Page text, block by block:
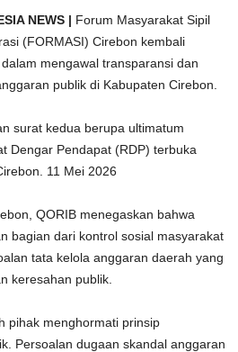
NEWS | Forum Masyarakat Sipil
(FORMASI) Cirebon kembali
mengawal transparansi dan
publik di Kabupaten Cirebon.
surat kedua berupa ultimatum
Dengar Pendapat (RDP) terbuka
11 Mei 2026
QORIB menegaskan bahwa
bagian dari kontrol sosial masyarakat
tata kelola anggaran daerah yang
keresahan publik.
pihak menghormati prinsip
Persoalan dugaan skandal anggaran